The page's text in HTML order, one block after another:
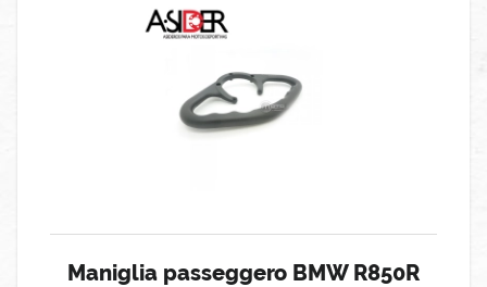
Maniglia passeggero BMW R850R